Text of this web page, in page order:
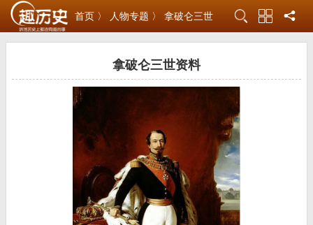
首页 〉 人物专题 〉 拿破仑三世
拿破仑三世资料